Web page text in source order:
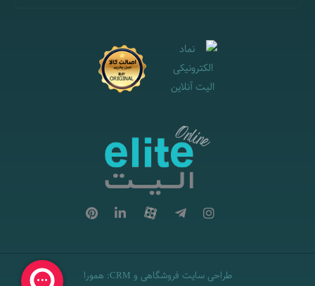
طراحی سایت فروشگاهی و CRM
: همورا